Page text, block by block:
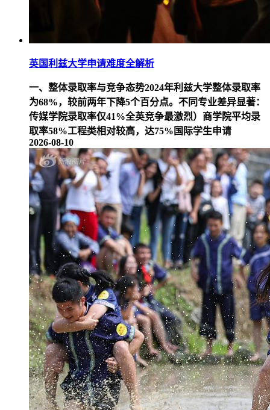
英国利兹大学申请难度全解析
一、整体录取率与竞争态势2024年利兹大学整体录取率
为68%，较前两年下降5个百分点。不同专业差异显著：
传媒学院录取率仅41%全英竞争最激烈）商学院平均录
取率58%工程类相对较高，达75%国际学生申请
2026-08-10